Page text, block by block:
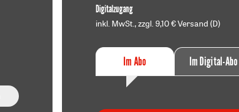
Digitalzugang
inkl. MwSt., zzgl. 9,10 € Versand (D)
Im Abo Im Digital-Abo